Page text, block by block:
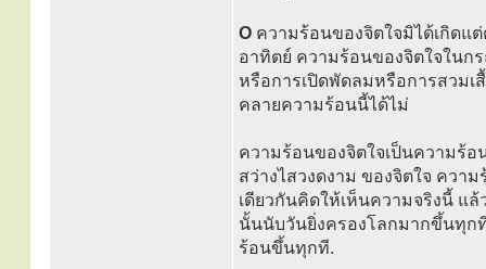
O ความร้อนของจิตใจมิได้เกิดแ
อาทิตย์ ความร้อนของจิตใจในก
หรือการเปิดพัดลมหรือการสวมเ
คลายความร้อนนี้ได้ไม่
ความร้อนของจิตใจเป็นความร้อ
สว่างไสวงดงาม ของจิตใจ ควา
เดียวกันคิดให้เห็นความจริงนี้ แ
นั้นนับวันยิ่งครองโลกมากขึ้นทุก
ร้อนขึ้นทุกที.